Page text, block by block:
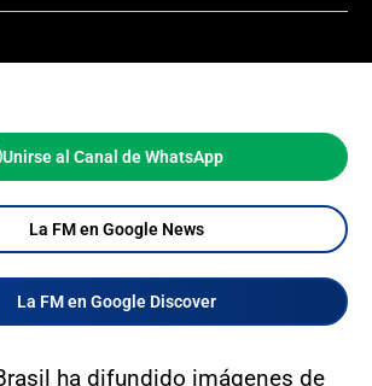
Unirse al Canal de WhatsApp
La FM en Google News
La FM en Google Discover
ha difundido imágenes de